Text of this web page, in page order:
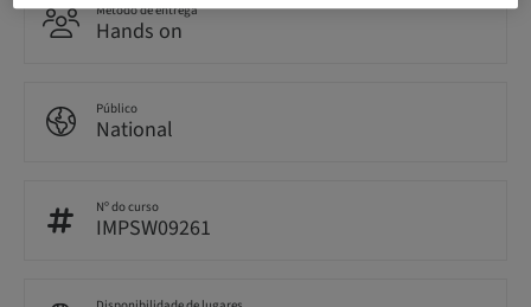
Método de entrega
Hands on
Público
National
Nº do curso
IMPSW09261